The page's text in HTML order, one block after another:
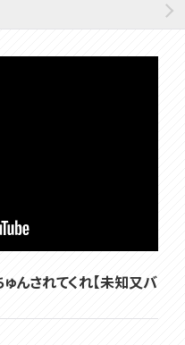
ゅんされてくれ【未知又バ